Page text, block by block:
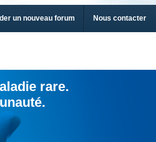
un nouveau forum Nous contacter
rare.